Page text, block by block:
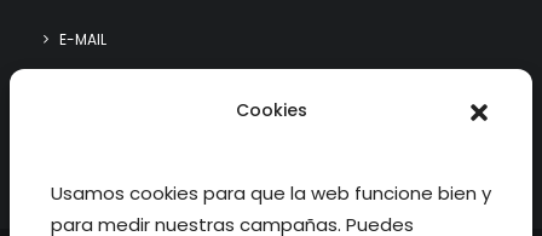
Cookies
Usamos cookies para que la web funcione bien y
para medir nuestras campañas. Puedes
E-MAIL